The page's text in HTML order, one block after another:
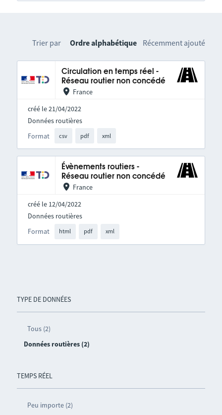
TYPE DE DONNÉES
Tous (2)
Données routières (2)
TEMPS RÉEL
Peu importe (2)
Trier par Ordre alphabétique Récemment ajouté
Circulation en temps réel -
Réseau routier non concédé
France
créé le 21/04/2022
Format csv pdf xml
Données routières
Évènements routiers -
Réseau routier non concédé
France
créé le 12/04/2022
Format html pdf xml
Données routières